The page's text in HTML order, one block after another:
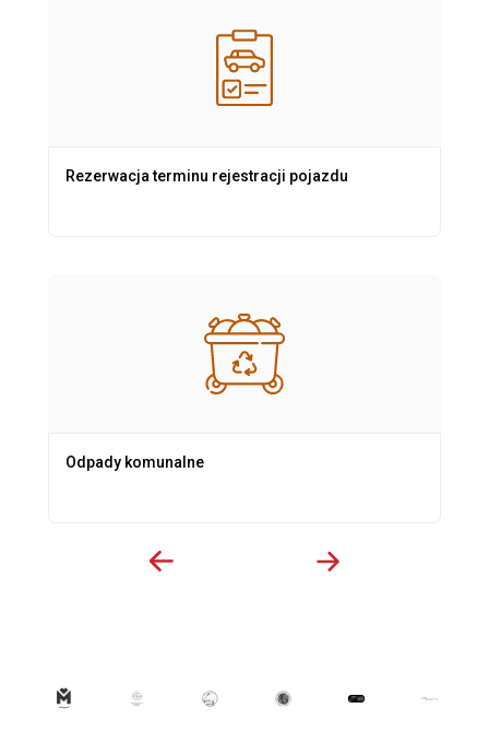
Rezerwacja terminu rejestracji pojazdu
Odpady komunalne